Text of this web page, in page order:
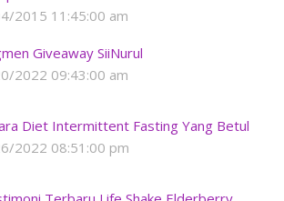
2015 11:45:00 am
Giveaway SiiNurul
2022 09:43:00 am
Diet Intermittent Fasting Yang Betul
2022 08:51:00 pm